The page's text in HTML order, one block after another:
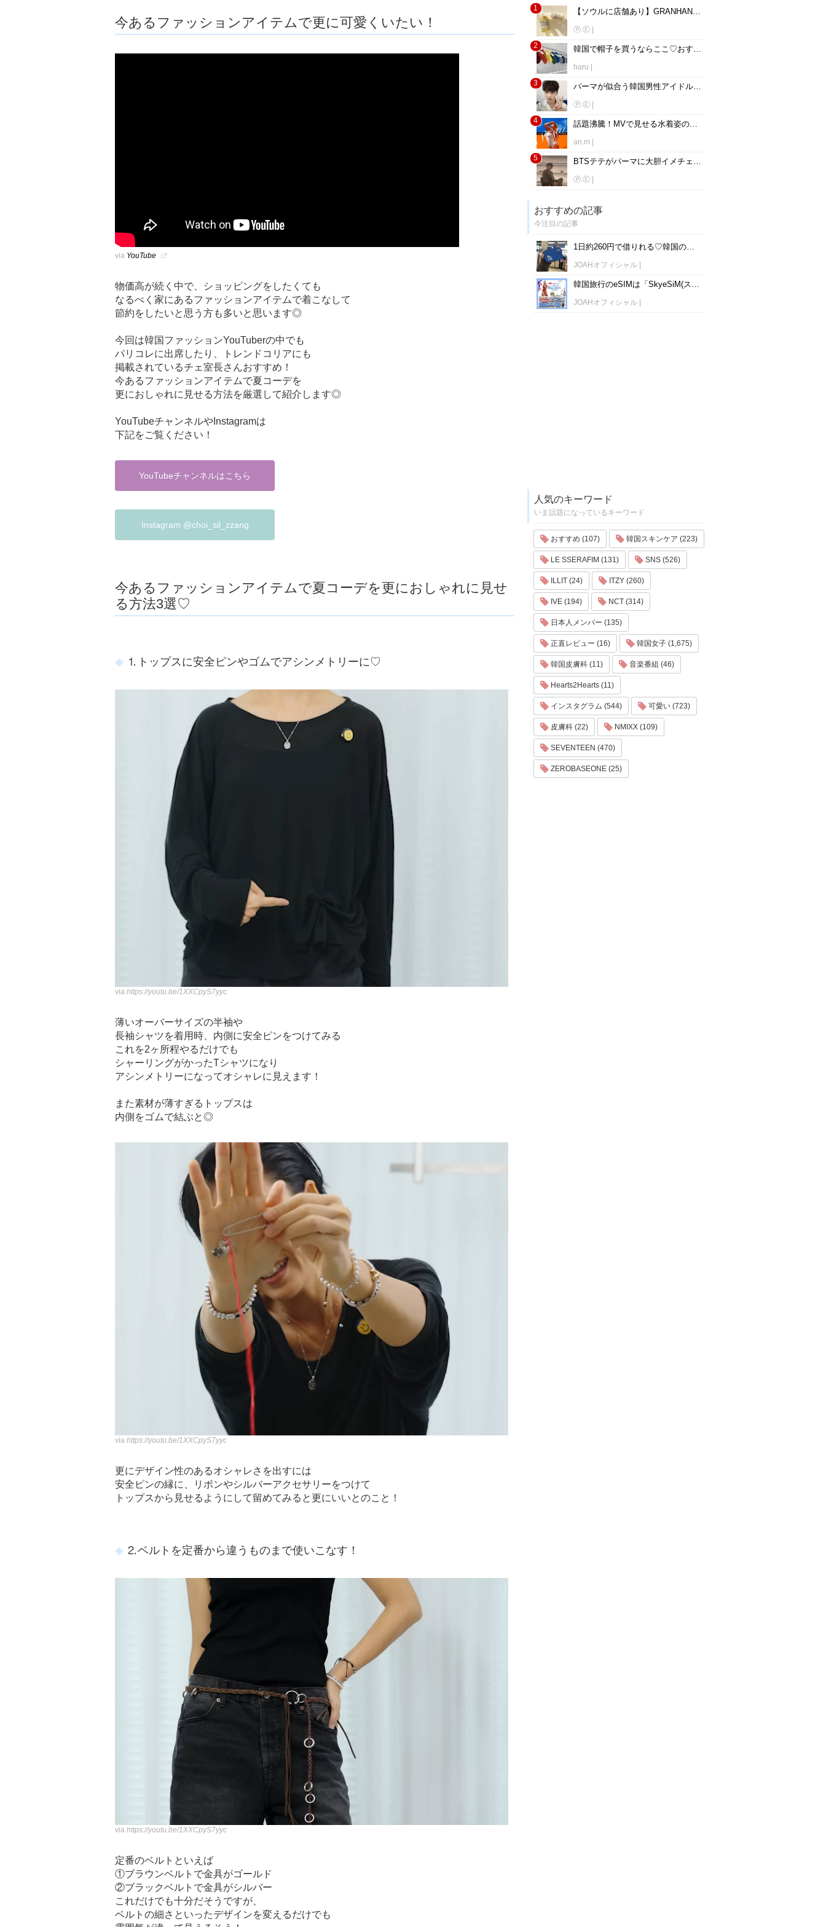
ア
-
今あるファッションアイテムで更に可愛くいたい！
via YouTube
物価高が続く中で、ショッピングをしたくても
なるべく家にあるファッションアイテムで着こなして
節約をしたいと思う方も多いと思います◎
今回は韓国ファッションYouTuberの中でも
パリコレに出席したり、トレンドコリアにも
掲載されているチェ室長さんおすすめ！
今あるファッションアイテムで夏コーデを
更におしゃれに見せる方法を厳選して紹介します◎
YouTubeチャンネルやInstagramは
下記をご覧ください！
YouTubeチャンネルはこちら
Instagram @choi_sil_zzang
今あるファッションアイテムで夏コーデを更におしゃれに見せ
る方法3選♡
⒈トップスに安全ピンやゴムでアシンメトリーに♡
via https://youtu.be/1XXCpyS7yyc
薄いオーバーサイズの半袖や
長袖シャツを着用時、内側に安全ピンをつけてみる
これを2ヶ所程やるだけでも
シャーリングがかったTシャツになり
アシンメトリーになってオシャレに見えます！
また素材が薄すぎるトップスは
内側をゴムで結ぶと◎
via https://youtu.be/1XXCpyS7yyc
更にデザイン性のあるオシャレさを出すには
安全ピンの縁に、リボンやシルバーアクセサリーをつけて
トップスから見せるようにして留めてみると更にいいとのこと！
⒉ベルトを定番から違うものまで使いこなす！
via https://youtu.be/1XXCpyS7yyc
定番のベルトといえば
①ブラウンベルトで金具がゴールド
②ブラックベルトで金具がシルバー
これだけでも十分だそうですが、
ベルトの細さといったデザインを変えるだけでも
1 【ソウルに店舗あり】GRANHAND(グランハンド)の香水全12種類解説♡人気の香りは？
Ⓟ.Ⓔ|
2
韓国で帽子を買うならここ♡おすすめ帽子ショップ6選！
haru
3
パーマが似合う韓国男性アイドル10人！子犬みたいで可愛い♡
Ⓟ.Ⓔ|
4
話題沸騰！MVで見せる水着姿の韓国女性アイドル達にみんな釘付け♡
an.m
5
BTSテテがパーマに大胆イメチェン！歴代パーマとやり方も紹介♡
Ⓟ.Ⓔ|
おすすめの記事
今注目の記事
1日約260円で借りれる♡韓国のWiFiレンタルおすすめ「WiFi弁当(WiFi Dosirak)」
JOAHオフィシャル|
韓国旅行のeSIMは「SkyeSiM(スカイイーシム)」！1日単位で最安値380円から利用可能！
JOAHオフィシャル|
人気のキーワード
いま話題になっているキーワード
おすすめ (107) 韓国スキンケア (223)
LE SSERAFIM (131) SNS (526)
ILLIT (24) ITZY (260)
IVE (194) NCT (314)
日本人メンバー (135)
正直レビュー (16) 韓国女子 (1,675)
韓国皮膚科 (11) 音楽番組 (46)
Hearts2Hearts (11)
インスタグラム (544) 可愛い (723)
皮膚科 (22) NMIXX (109)
SEVENTEEN (470)
ZEROBASEONE (25)